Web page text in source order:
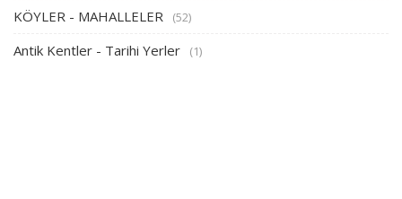
KÖYLER - MAHALLELER (52)
Antik Kentler - Tarihi Yerler (1)